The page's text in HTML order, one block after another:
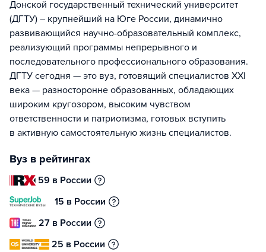
Донской государственный технический университет
(ДГТУ) – крупнейший на Юге России, динамично
развивающийся научно-образовательный комплекс,
реализующий программы непрерывного и
последовательного профессионального образования.
ДГТУ сегодня — это вуз, готовящий специалистов XXI
века — разносторонне образованных, обладающих
широким кругозором, высоким чувством
ответственности и патриотизма, готовых вступить
в активную самостоятельную жизнь специалистов.
Вуз в рейтингах
59 в России
15 в России
27 в России
25 в России